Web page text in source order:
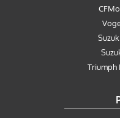
Triumph